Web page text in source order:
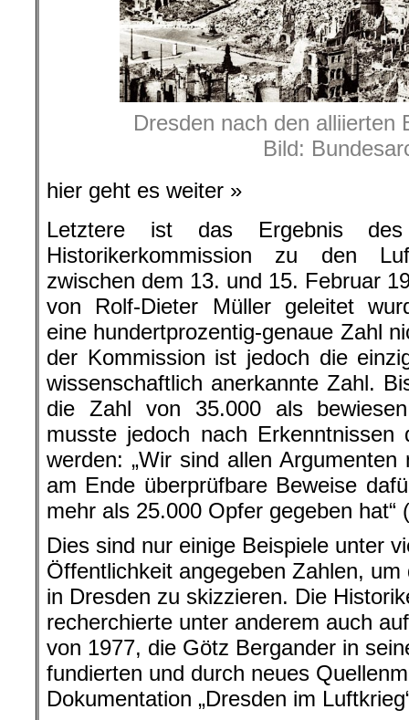
Dresden nach den alliierten
Bild:
hier geht es weiter »
Letztere ist das Ergebnis des
Historikerkommission zu den
zwischen dem 13. und 15. Februar
von Rolf-Dieter Müller geleitet
eine hundertprozentig-genaue Zahl
der Kommission ist jedoch die
wissenschaftlich anerkannte Zahl.
die Zahl von 35.000 als
musste jedoch nach Erkenntnissen
werden: „Wir sind allen Argumenten
am Ende überprüfbare Beweise
mehr als 25.000 Opfer gegeben hat“
Dies sind nur einige Beispiele unter
Öffentlichkeit angegeben Zahlen,
in Dresden zu skizzieren. Die
recherchierte unter anderem auch
von 1977, die Götz Bergander in
fundierten und durch neues
Dokumentation „Dresden im